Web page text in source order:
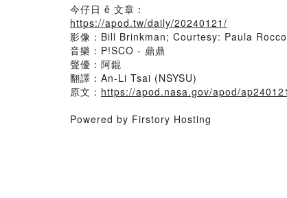
今仔日 ê 文章：
https://apod.tw/daily/20240121/
影像：Bill Brinkman; Courtesy: Paula Rocco
音樂：P!SCO - 鼎鼎
聲優：阿錕
翻譯：An-Li Tsai (NSYSU)
原文： https://apod.nasa.gov/apod/
Powered by Firstory Hosting